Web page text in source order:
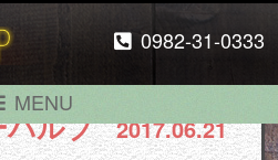
0982-31-0333
MENU
ルブ
2017.06.21